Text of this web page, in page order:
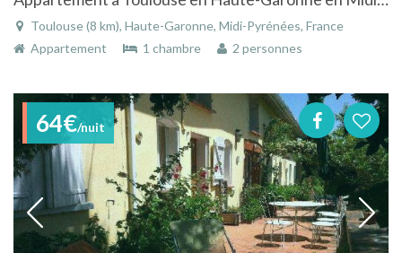
Toulouse (8 km), Haute-Garonne, Midi-Pyrénées, France
Appartement
1 chambre 2 personnes
64€/nuit